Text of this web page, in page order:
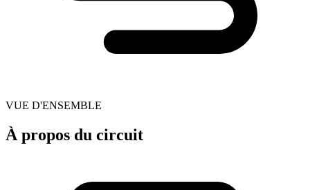
VUE D'ENSEMBLE
À propos du circuit